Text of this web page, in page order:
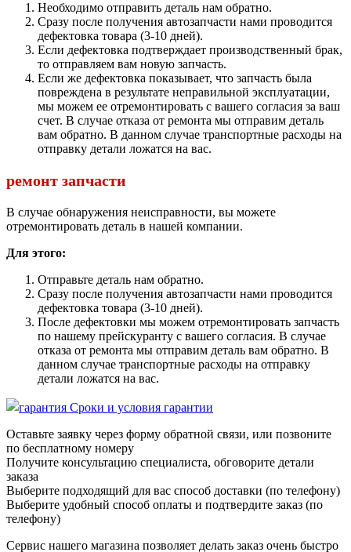
Необходимо отправить деталь нам обратно.
Сразу после получения автозапчасти нами проводится
дефектовка товара (3-10 дней).
Если дефектовка подтверждает производственный брак,
то отправляем вам новую запчасть.
Если же дефектовка показывает, что запчасть была
повреждена в результате неправильной эксплуатации,
мы можем ее отремонтировать с вашего согласия за ваш
счет. В случае отказа от ремонта мы отправим деталь
вам обратно. В данном случае транспортные расходы на
отправку детали ложатся на вас.
ремонт запчасти
В случае обнаружения неисправности, вы можете
отремонтировать деталь в нашей компании.
Для этого:
Отправьте деталь нам обратно.
Сразу после получения автозапчасти нами проводится
дефектовка товара (3-10 дней).
После дефектовки мы можем отремонтировать запчасть
по нашему прейскуранту с вашего согласия. В случае
отказа от ремонта мы отправим деталь вам обратно. В
данном случае транспортные расходы на отправку
детали ложатся на вас.
Сроки и условия гарантии
Оставьте заявку через форму обратной связи, или позвоните
по бесплатному номеру
Получите консультацию специалиста, обговорите детали
заказа
Выберите подходящий для вас способ доставки (по телефону)
Выберите удобный способ оплаты и подтвердите заказ (по
телефону)
Сервис нашего магазина позволяет делать заказ очень быстро